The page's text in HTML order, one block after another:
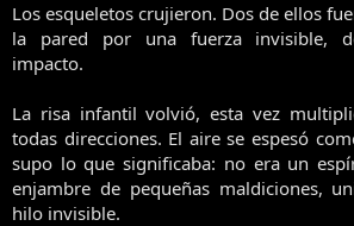
Los esqueletos crujieron. Dos de ellos
la pared por una fuerza invisible,
impacto.
La risa infantil volvió, esta vez
todas direcciones. El aire se espesó
supo lo que significaba: no era un
enjambre de pequeñas maldiciones,
hilo invisible.